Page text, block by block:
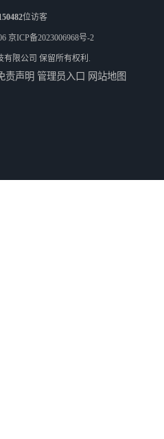
位访客
京ICP备2023006968号-2
有限公司 保留所有权利.
责声明 管理员入口 网站地图